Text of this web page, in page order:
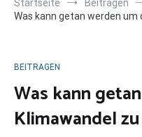
Startseite
Beitragen
Was kann getan werden um
BEITRAGEN
Was kann
Klimawandel